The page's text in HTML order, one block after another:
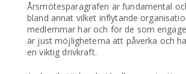
Årsmötesparagrafen är fundamental
bland annat vilket inflytande
medlemmar har och för de som
är just möjligheterna att påverka och
en viktig drivkraft.